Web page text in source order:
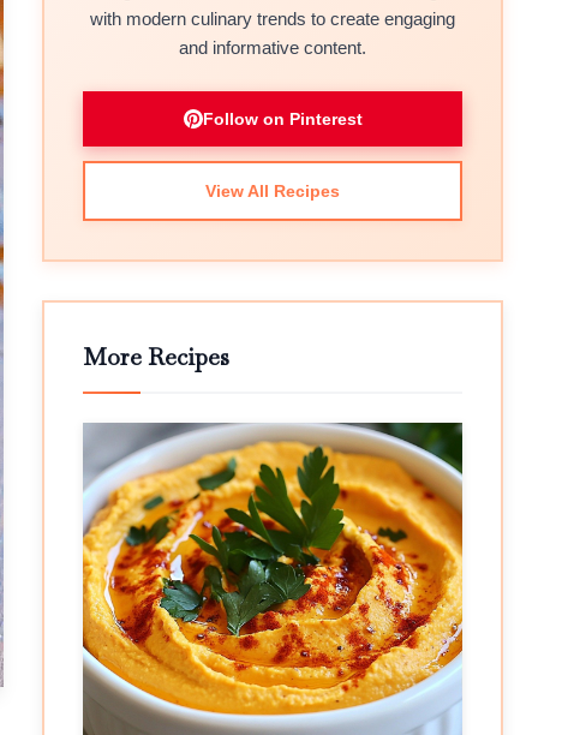
with modern culinary trends to create engaging
and informative content.
Follow on Pinterest
View All Recipes
More Recipes